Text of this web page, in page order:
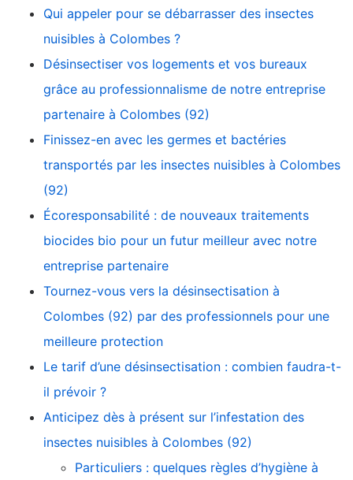
Qui appeler pour se débarrasser des insectes
nuisibles à Colombes ?
Désinsectiser vos logements et vos bureaux
grâce au professionnalisme de notre entreprise
partenaire à Colombes (92)
Finissez-en avec les germes et bactéries
transportés par les insectes nuisibles à Colombes
(92)
Écoresponsabilité : de nouveaux traitements
biocides bio pour un futur meilleur avec notre
entreprise partenaire
Tournez-vous vers la désinsectisation à
Colombes (92) par des professionnels pour une
meilleure protection
Le tarif d’une désinsectisation : combien faudra-t-
il prévoir ?
Anticipez dès à présent sur l’infestation des
insectes nuisibles à Colombes (92)
Particuliers : quelques règles d’hygiène à